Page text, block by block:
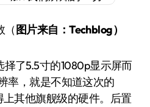
（图片来自：Techblog）
率，就是不知道这次的
其他旗舰级的硬件。后置